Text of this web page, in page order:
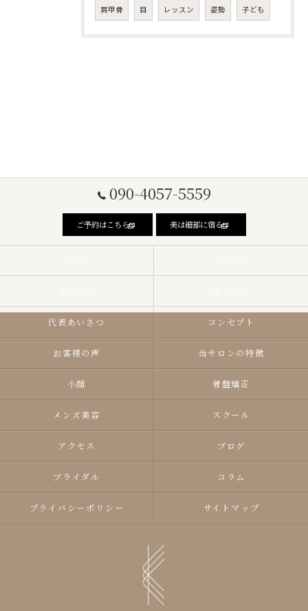
肩甲骨 目 レッスン 姿勢 子ども
090-4057-5559
ご予約はこちら 美は細部に宿る
代表あいさつ コンセプト
お客様の声 当サロンの特徴
小顔 骨盤矯正
メンズ美容 スクール
アクセス ブログ
ブライダル コラム
プライバシーポリシー サイトマップ